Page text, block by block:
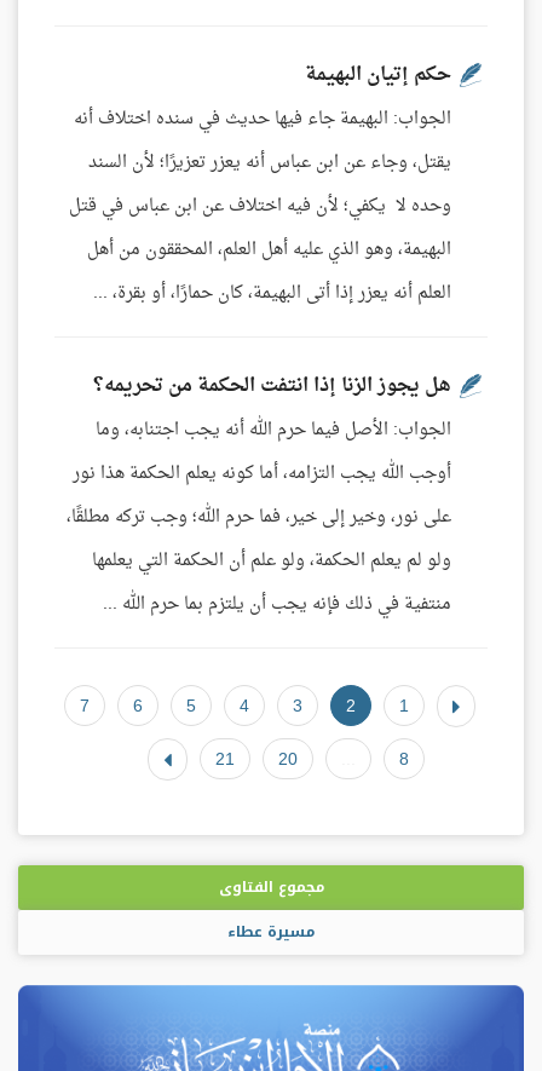
حكم إتيان البهيمة
الجواب: البهيمة جاء فيها حديث في سنده اختلاف أنه
يقتل، وجاء عن ابن عباس أنه يعزر تعزيرًا؛ لأن السند
وحده لا يكفي؛ لأن فيه اختلاف عن ابن عباس في قتل
البهيمة، وهو الذي عليه أهل العلم، المحققون من أهل
العلم أنه يعزر إذا أتى البهيمة، كان حمارًا، أو بقرة، ...
هل يجوز الزنا إذا انتفت الحكمة من تحريمه؟
الجواب: الأصل فيما حرم الله أنه يجب اجتنابه، وما
أوجب الله يجب التزامه، أما كونه يعلم الحكمة هذا نور
على نور، وخير إلى خير، فما حرم الله؛ وجب تركه مطلقًا،
ولو لم يعلم الحكمة، ولو علم أن الحكمة التي يعلمها
منتفية في ذلك فإنه يجب أن يلتزم بما حرم الله ...
1
2
3
4
5
6
7
8
20
21
مجموع الفتاوى
مسيرة عطاء